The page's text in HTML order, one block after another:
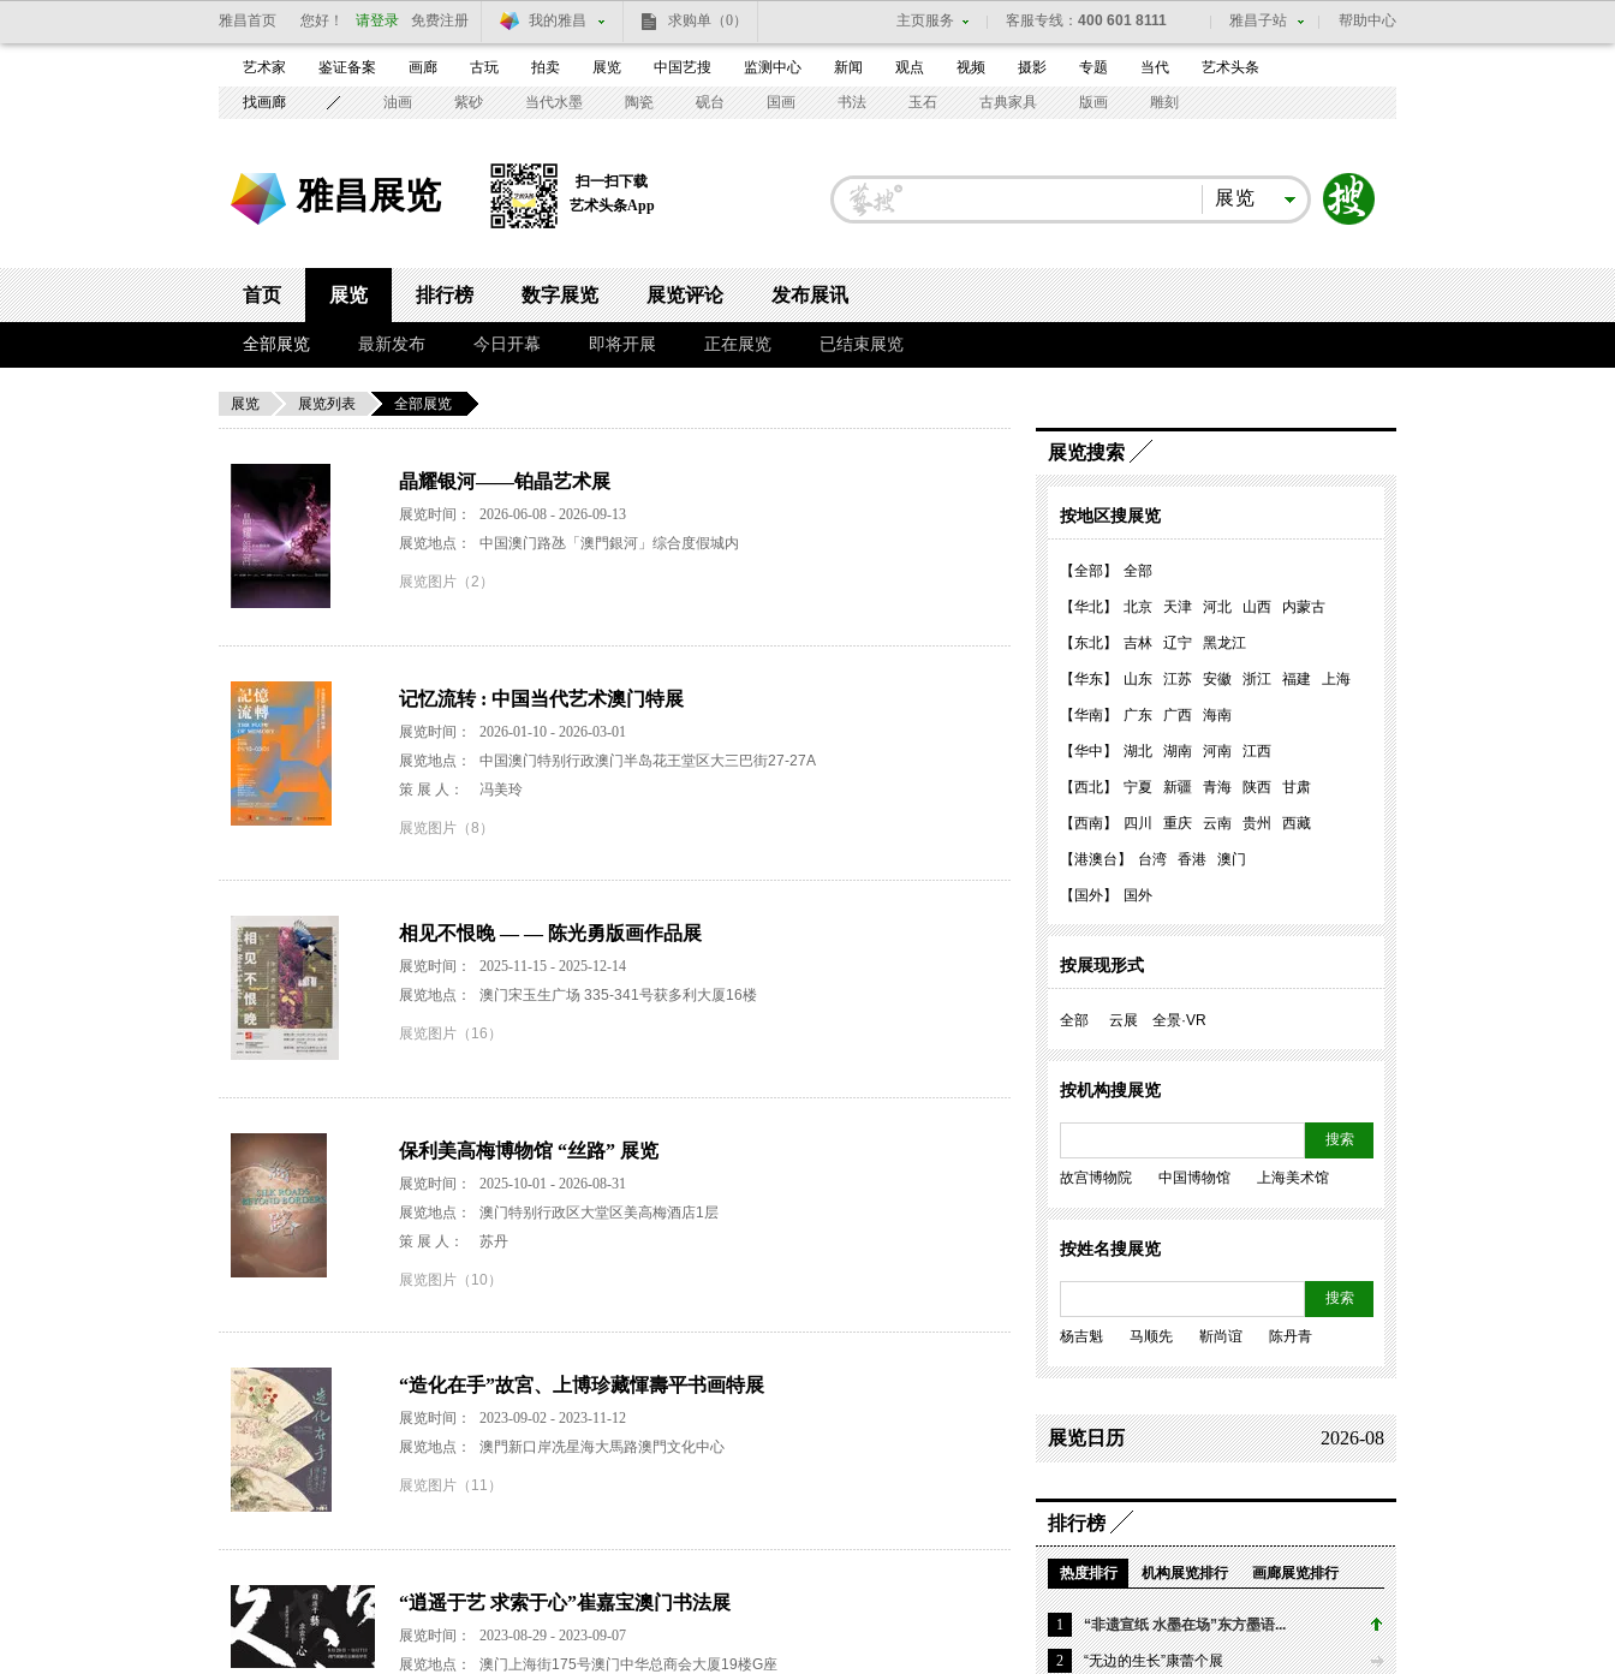
雅昌首页 您好！ 请登录 免费注册 我的雅昌 求购单 （0） 帮助中心
雅昌子站
客服专线： 400 601 8111
主页服务
艺术家 鉴证备案 画廊 古玩 拍卖 展览 中国艺搜 监测中心 新闻 观点 视频 摄影 专题 当代 艺术头条
找画廊 油画 紫砂 当代水墨 陶瓷 砚台 国画 书法 玉石 古典家具 版画 雕刻
雅昌展览
扫一扫下载
艺术头条App
展览
首页 展览 排行榜 数字展览 展览评论 发布展讯
全部展览 最新发布 今日开幕 即将开展 正在展览 已结束展览
展览 展览列表 全部展览
晶耀银河——铂晶艺术展
展览时间：
2026-06-08 - 2026-09-13
展览地点：
中国澳门路氹「澳門銀河」综合度假城内
展览图片（2）
记忆流转 : 中国当代艺术澳门特展
展览时间：
2026-01-10 - 2026-03-01
展览地点：
中国澳门特别行政澳门半岛花王堂区大三巴街27-27A
策 展 人：
冯美玲
展览图片（8）
相见不恨晚 — — 陈光勇版画作品展
展览时间：
2025-11-15 - 2025-12-14
展览地点：
澳门宋玉生广场 335-341号获多利大厦16楼
展览图片（16）
保利美高梅博物馆 “丝路” 展览
展览时间：
2025-10-01 - 2026-08-31
展览地点：
澳门特别行政区大堂区美高梅酒店1层
策 展 人：
苏丹
展览图片（10）
“造化在手”故宮、上博珍藏惲壽平书画特展
展览时间：
2023-09-02 - 2023-11-12
展览地点：
澳門新口岸冼星海大馬路澳門文化中心
展览图片（11）
“逍遥于艺 求索于心”崔嘉宝澳门书法展
展览时间：
2023-08-29 - 2023-09-07
展览地点：
澳门上海街175号澳门中华总商会大厦19楼G座
展览搜索
按地区搜展览
【全部】 全部
【华北】 北京 天津 河北 山西 内蒙古
【东北】 吉林 辽宁 黑龙江
【华东】 山东 江苏 安徽 浙江 福建 上海
【华南】 广东 广西 海南
【华中】 湖北 湖南 河南 江西
【西北】 宁夏 新疆 青海 陕西 甘肃
【西南】 四川 重庆 云南 贵州 西藏
【港澳台】 台湾 香港 澳门
【国外】 国外
按展现形式
全部 云展 全景·VR
按机构搜展览
搜索
故宫博物院 中国博物馆 上海美术馆
按姓名搜展览
搜索
杨吉魁 马顺先 靳尚谊 陈丹青
2026-08
展览日历
排行榜
热度排行 机构展览排行 画廊展览排行
1 “非遗宣纸 水墨在场”东方墨语...
2 “无边的生长”康蕾个展